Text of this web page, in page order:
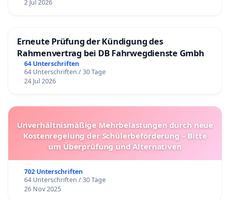
2 Jul 2026
Erneute Prüfung der Kündigung des
Rahmenvertrag bei DB Fahrwegdienste Gmbh
64 Unterschriften
64 Unterschriften / 30 Tage
24 Jul 2026
Unverhältnismäßige Mehrbelastungen durch neue
Kostenregelung der Schülerbeförderung – Bitte
um Überprüfung und Alternativen
702 Unterschriften
64 Unterschriften / 30 Tage
26 Nov 2025